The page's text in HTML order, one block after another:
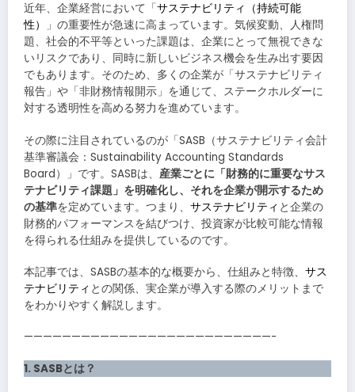
近年、企業経営において「サステナビリティ（持続可能
性） 」の重要性が急速に高まっています。気候変動、人権問
題、社会的不平等といった課題は、企業にとって無視できな
いリスクであり、同時に新しいビジネス機会を生み出す要因
でもあります。そのため、多くの企業が「サステナビリティ
報告」や「非財務情報開示」を通じて、ステークホルダーに
対する透明性を高める努力を進めています。
その際に注目されているのが「SASB（サステナビリティ会計
基準審議会：Sustainability Accounting Standards
Board）」です。SASBは、 産業ごとに「財務的に重要なサス
テナビリティ課題」を明確化し、それを企業が開示するため
の基準を定めています。つまり、 サステナビリティ と企業の
財務的パフォーマンスを結びつけ、投資家が比較可能な情報
を得られる仕組みを提供しているのです。
本記事では、SASBの基本的な概要から、仕組みと特徴、 サス
テナビリティ との関係、実企業が導入する際のメリットまで
をわかりやすく解説します。
——————————————————————————-
1. SASBとは？